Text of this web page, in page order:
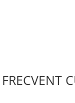
FRECVENT